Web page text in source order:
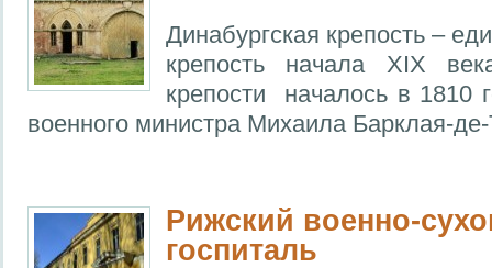
Динабургская крепость –
крепость начала XIX
крепости началось в 1810
военного министра Михаила Барклая-
Рижский военно-
госпиталь